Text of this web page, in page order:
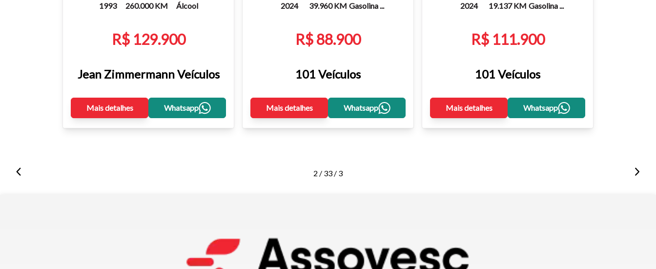
1993 260.000 KM Álcool
R$ 129.900
Jean Zimmermann Veículos
Mais detalhes Whatsapp
2024 39.960 KM Gasolina ...
R$ 88.900
101 Veículos
Mais detalhes Whatsapp
2024 19.137 KM Gasolina ...
R$ 111.900
101 Veículos
Mais detalhes Whatsapp
2 / 33 / 3